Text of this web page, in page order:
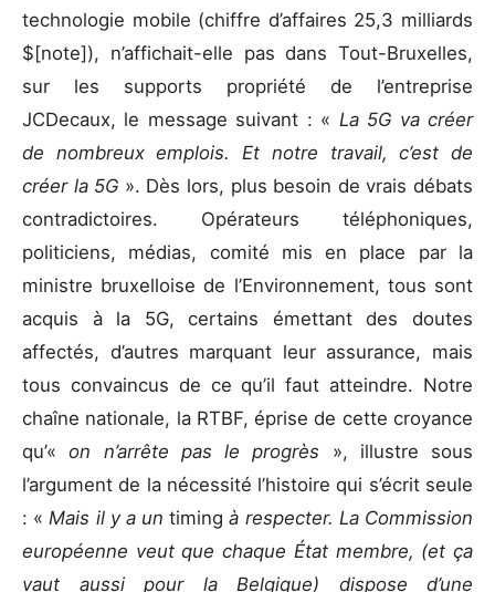
technologie mobile (chiffre d’affaires 25,3 milliards
$[note]), n’affichait-elle pas dans Tout-Bruxelles,
sur les supports propriété de l’entreprise
JCDecaux, le message suivant : « La 5G va créer
de nombreux emplois. Et notre travail, c’est de
créer la 5G ». Dès lors, plus besoin de vrais débats
contradictoires. Opérateurs téléphoniques,
politiciens, médias, comité mis en place par la
ministre bruxelloise de l’Environnement, tous sont
acquis à la 5G, certains émettant des doutes
affectés, d’autres marquant leur assurance, mais
tous convaincus de ce qu’il faut atteindre. Notre
chaîne nationale, la RTBF, éprise de cette croyance
qu’«on n’arrête pas le progrès », illustre sous
l’argument de la nécessité l’histoire qui s’écrit seule
: «Mais il y a untimingà respecter. La Commission
européenne veut que chaque État membre, (et ça
vaut aussi pour la Belgique) dispose d’une